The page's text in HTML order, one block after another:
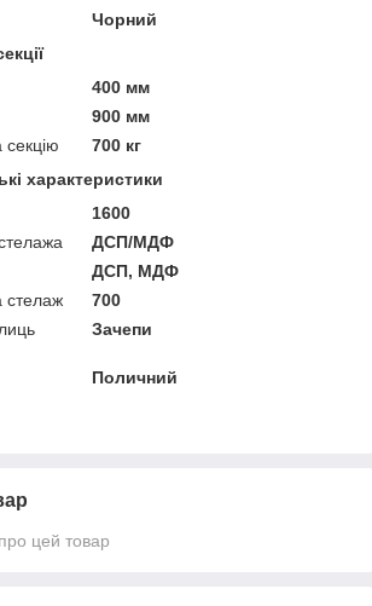
Чорний
400 мм
900 мм
700 кг
характеристики
1600
ДСП/МДФ
ДСП, МДФ
стелаж
700
Зачепи
Поличний
цей товар